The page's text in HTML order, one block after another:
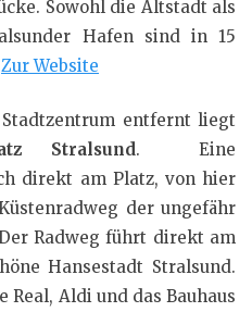
Sowohl die Altstadt als
Hafen sind in 15
Zur Website
entfernt liegt
Stralsund. Eine
direkt am Platz, von hier
der ungefähr
Radweg führt direkt am
Hansestadt Stralsund.
Aldi und das Bauhaus